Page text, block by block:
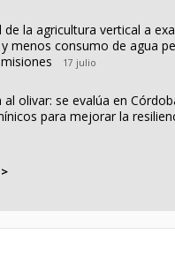
de la agricultura vertical a
menos consumo de agua
17 julio
al olivar: se evalúa en
para mejorar la